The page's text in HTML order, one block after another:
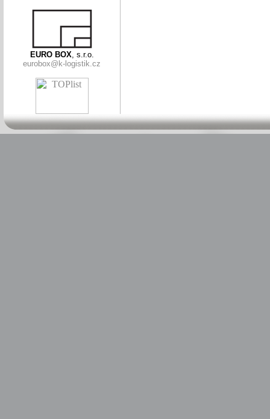
EURO BOX, s.r.o.
eurobox@k-logistik.cz